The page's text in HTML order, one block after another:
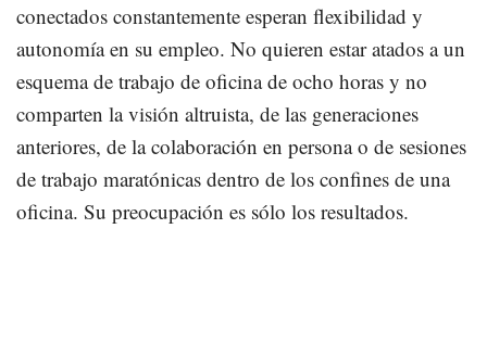
conectados constantemente esperan flexibilidad y
autonomía en su empleo. No quieren estar atados a un
esquema de trabajo de oficina de ocho horas y no
comparten la visión altruista, de las generaciones
anteriores, de la colaboración en persona o de sesiones
de trabajo maratónicas dentro de los confines de una
oficina. Su preocupación es sólo los resultados.